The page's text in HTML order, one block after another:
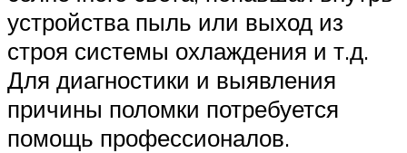
устройства пыль или выход из
строя системы охлаждения и т.д.
Для диагностики и выявления
причины поломки потребуется
помощь профессионалов.